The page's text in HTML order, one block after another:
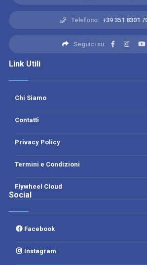
Telefono: +39 351 8301
Seguici su:
Link Utili
Chi Siamo
Contatti
Privacy Policy
Termini e Condizioni
Flywheel Cloud
Social
Facebook
Instagram